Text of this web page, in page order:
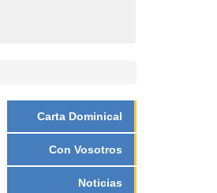
Carta Dominical
Con Vosotros
Noticias